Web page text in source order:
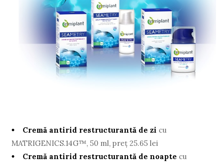
• Cremă antirid restructurantă de zi cu
MATRIGENICS.14G™, 50 ml, preţ 25.65 lei
• Cremă antirid restructurantă de noapte cu